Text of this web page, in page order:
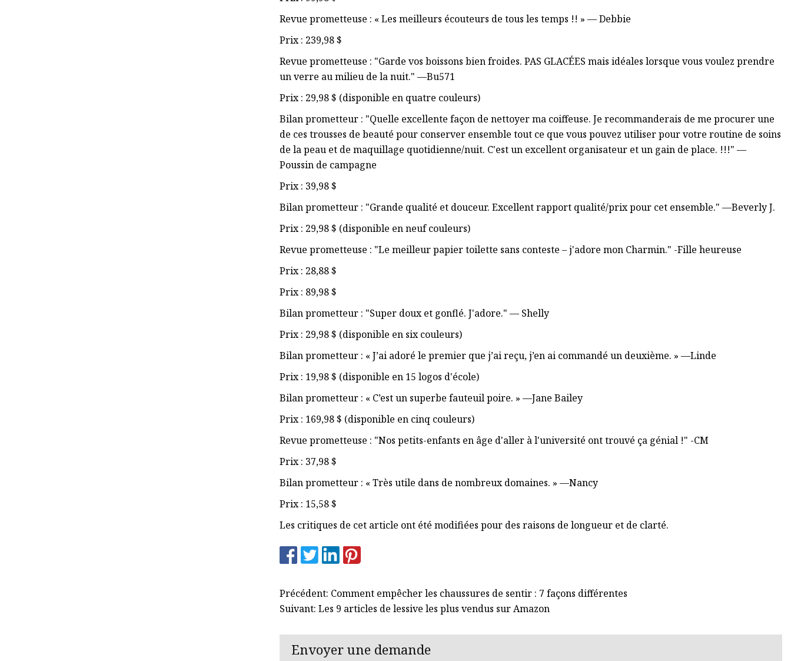
Revue prometteuse : « Les meilleurs écouteurs de tous les temps !! » — Debbie
Prix : 239,98 $
Revue prometteuse : "Garde vos boissons bien froides. PAS GLACÉES mais idéales lorsque vous voulez prendre
un verre au milieu de la nuit." —Bu571
Prix ​​: 29,98 $ (disponible en quatre couleurs)
Bilan prometteur : "Quelle excellente façon de nettoyer ma coiffeuse. Je recommanderais de me procurer une
de ces trousses de beauté pour conserver ensemble tout ce que vous pouvez utiliser pour votre routine de soins
de la peau et de maquillage quotidienne/nuit. C'est un excellent organisateur et un gain de place. !!!" —
Poussin de campagne
Prix ​​: 39,98 $
Bilan prometteur : "Grande qualité et douceur. Excellent rapport qualité/prix pour cet ensemble." —Beverly J.
Prix ​​: 29,98 $ (disponible en neuf couleurs)
Revue prometteuse : "Le meilleur papier toilette sans conteste – j'adore mon Charmin." -Fille heureuse
Prix : 28,88 $
Prix : 89,98 $
Bilan prometteur : "Super doux et gonflé. J'adore." — Shelly
Prix ​​: 29,98 $ (disponible en six couleurs)
Bilan prometteur : « J’ai adoré le premier que j’ai reçu, j’en ai commandé un deuxième. » —Linde
Prix ​​: 19,98 $ (disponible en 15 logos d'école)
Bilan prometteur : « C’est un superbe fauteuil poire. » —Jane Bailey
Prix ​​: 169,98 $ (disponible en cinq couleurs)
Revue prometteuse : "Nos petits-enfants en âge d'aller à l'université ont trouvé ça génial !" -CM
Prix ​​: 37,98 $
Bilan prometteur : « Très utile dans de nombreux domaines. » —Nancy
Prix ​​: 15,58 $
Les critiques de cet article ont été modifiées pour des raisons de longueur et de clarté.
Précédent: Comment empêcher les chaussures de sentir : 7 façons différentes
Suivant: Les 9 articles de lessive les plus vendus sur Amazon
Envoyer une demande